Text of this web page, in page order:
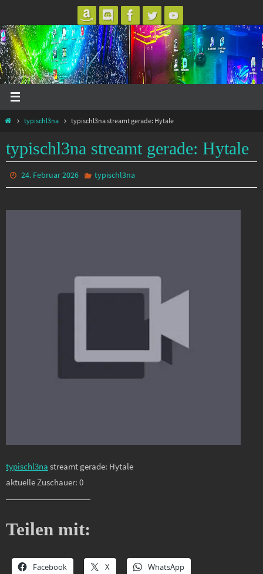
Inhalt
springen
Starttypischl3na typischl3na streamt gerade: Hytale
typischl3na streamt gerade: Hytale
24. Februar 2026 typischl3na
typischl3na streamt gerade: Hytale
aktuelle Zuschauer: 0
Teilen mit:
Facebook X WhatsApp